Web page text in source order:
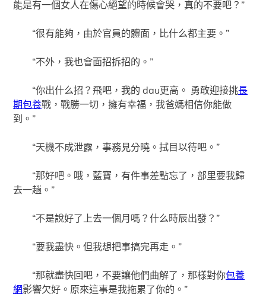
能是有一個女人在傷心絕望的時候會哭，真的不要吧？”
“很有能夠，由於官員的體面，比什么都主要。”
“不外，我也會面招拆招的。”
“你出什么招？飛吧，我的 dau更高。 勇敢迎接挑長
期包養戰，戰勝一切，擁有幸福，我爸媽相信你能做
到。”
“天機不成泄露，事務見分曉。拭目以待吧。”
“那好吧。哦，藍寶，有件事差點忘了，部里要我歸
去一趟。”
“不是說好了上去一個月嗎？什么時辰出發？”
“要我盡快。但我想把事搞完再走。”
“那就盡快回吧，不要讓他們曲解了，那樣對你包養
網影響欠好。原來這事是我拖累了你的。”